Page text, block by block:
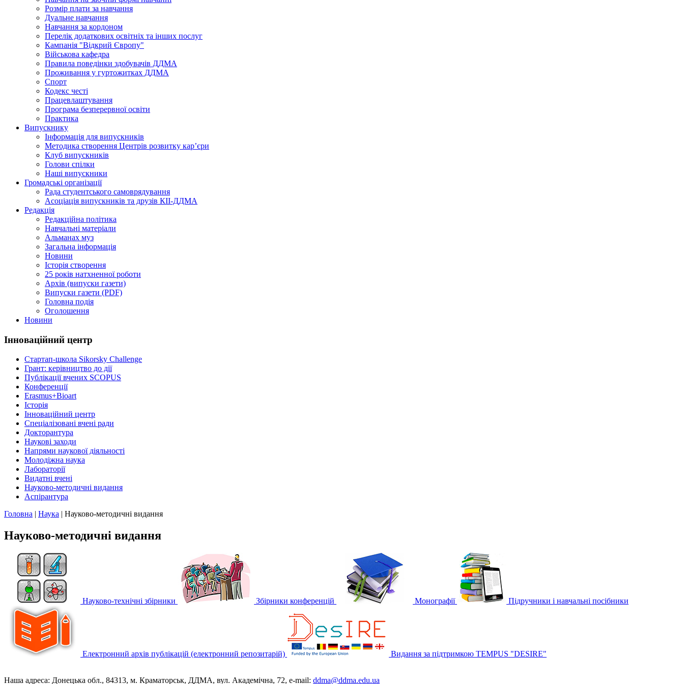
Розмір плати за навчання
Дуальне навчання
Навчання за кордоном
Перелік додаткових освітніх та інших послуг
Кампанія "Відкрий Європу"
Військова кафедра
Правила поведінки здобувачів ДДМА
Проживання у гуртожитках ДДМА
Спорт
Кодекс честі
Працевлаштування
Програма безперервної освіти
Практика
Випускнику
Інформація для випускників
Методика створення Центрів розвитку кар’єри
Клуб випускників
Голови спілки
Наші випускники
Громадські організації
Рада студентського самоврядування
Асоціація випускників та друзів КІІ-ДДМА
Редакція
Редакційна політика
Навчальні матеріали
Альманах муз
Загальна інформація
Новини
Історія створення
25 років натхненної роботи
Архів (випуски газети)
Випуски газети (PDF)
Головна подія
Оголошення
Новини
Інноваційний центр
Стартап-школа Sikorsky Challenge
Грант: керівництво до дії
Публікації вчених SCOPUS
Конференції
Erasmus+Bioart
Історія
Інноваційний центр
Спеціалізовані вчені ради
Докторантура
Наукові заходи
Напрями наукової діяльності
Молодіжна наука
Лабораторії
Видатні вчені
Науково-методичні видання
Аспірантура
Головна | Наука | Науково-методичні видання
Науково-методичні видання
Науково-технічні збірники Збірники конференцій Монографії Підручники і навчальні посібники
Електронний архів публікацій (електронний репозитарій) Видання за підтримкою TEMPUS "DESIRE"
Наша адреса: Донецька обл., 84313, м. Краматорськ, ДДМА, вул. Академічна, 72, е-mail: ddma@ddma.edu.ua